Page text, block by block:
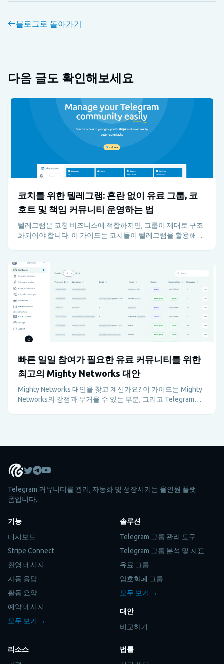
블로그로 돌아가기
다음 글도 확인해보세요
코치를 위한 텔레그램: 혼란 없이 유료 그룹, 코
호트 및 책임 커뮤니티 운영하는 법
텔레그램은 코칭 비즈니스에 적합하지만, 그룹이 제대로 구조
화되어야 합니다. 이 가이드는 코치들이 텔레그램을 활용해 유
빠른 일일 참여가 필요한 유료 커뮤니티를 위한
최고의 Mighty Networks 대안
Mighty Networks 대안을 찾고 계신가요? 이 가이드는 Mighty
Networks의 강점과 무거울 수 있는 부분, 그리고 Telegram과
Telegram 커뮤니티를 관리, 자동화 및 성장시키는 올인원 플랫
폼입니다.
기능
대시보드
Stripe Connect
환영 메시지
자동 응답
활동 요약
예약 메시지
모두 보기 →
솔루션
Telegram 그룹 관리 도구
Telegram 그룹 분석 및 지표
유료 그룹
암호화폐 그룹
모두 보기 →
대안
비교하기
리소스
법률